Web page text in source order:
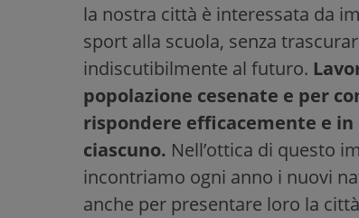
la nostra città è interessata da
sport alla scuola, senza
indiscutibilmente al futuro.
popolazione cesenate e per
rispondere efficacemente e
ciascuno. Nell’ottica di questo
incontriamo ogni anno i nuovi
anche per presentare loro la